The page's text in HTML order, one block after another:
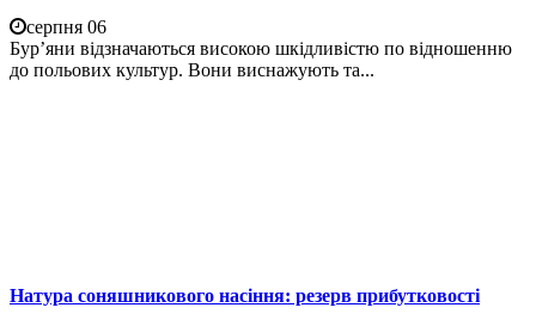
серпня 06
Бур’яни відзначаються високою шкідливістю по відношенню
до польових культур. Вони виснажують та...
Натура соняшникового насіння: резерв прибутковості